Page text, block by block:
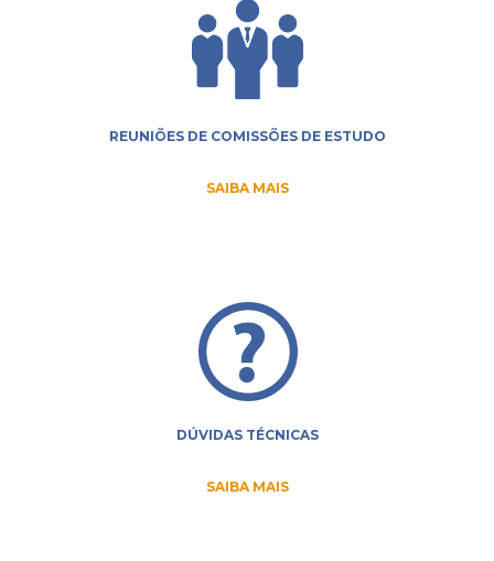
REUNIÕES DE COMISSÕES DE ESTUDO
SAIBA MAIS
DÚVIDAS TÉCNICAS
SAIBA MAIS